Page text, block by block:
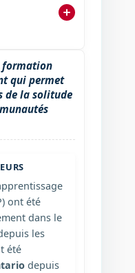
formation
qui permet
de la solitude
ont été
dans le
les
été
depuis